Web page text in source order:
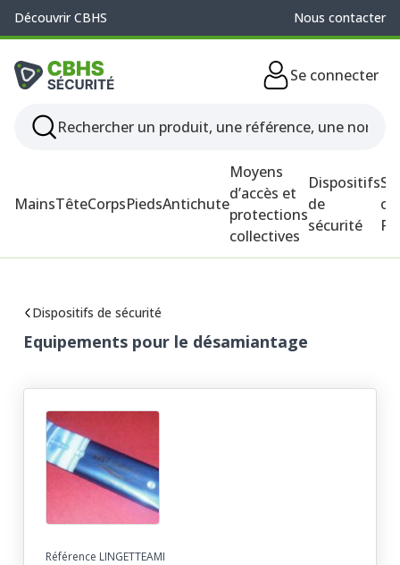
Découvrir CBHS Nous contacter
Se connecter
MainsTêteCorpsPiedsAntichute
Moyens
d’accès et
protections
collectives
Dispositifs
de
sécurité
Dispositifs de sécurité
Equipements pour le désamiantage
Référence LINGETTEAMI